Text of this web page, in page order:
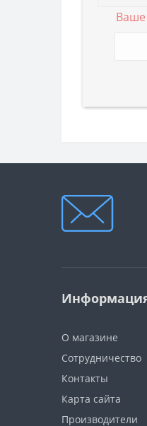
О магазине
Сотрудничество
Контакты
Карта сайта
Производители